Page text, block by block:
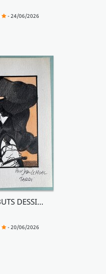
- 24/06/2026
Tardi RUE DES REBUTS DESSIN ORIGINAL COULEUR BIEN COMPLET DU TIRAGE DE LUXE
- 20/06/2026